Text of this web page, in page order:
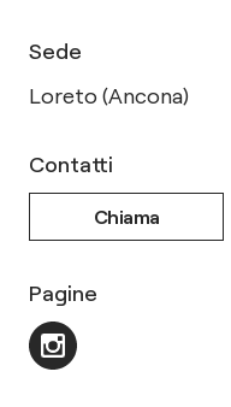
Sede
Loreto (Ancona)
Pagine
Contatti
Chiama